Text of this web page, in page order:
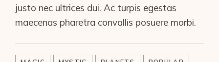
justo nec ultrices dui. Ac turpis egestas
maecenas pharetra convallis posuere morbi.